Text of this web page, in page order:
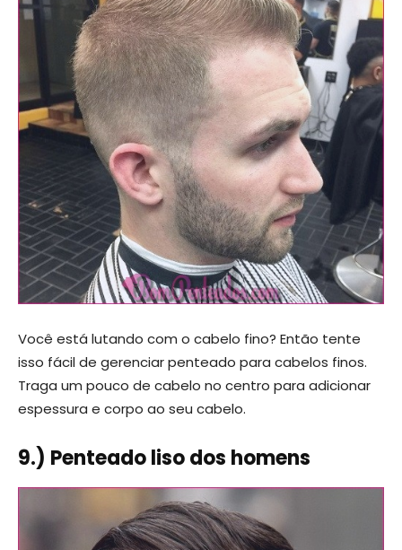
Você está lutando com o cabelo fino? Então tente
isso fácil de gerenciar penteado para cabelos finos.
Traga um pouco de cabelo no centro para adicionar
espessura e corpo ao seu cabelo.
9.) Penteado liso dos homens